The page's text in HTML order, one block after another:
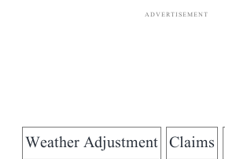
ADVERTISEMENT
Claims
Weather Adjustment